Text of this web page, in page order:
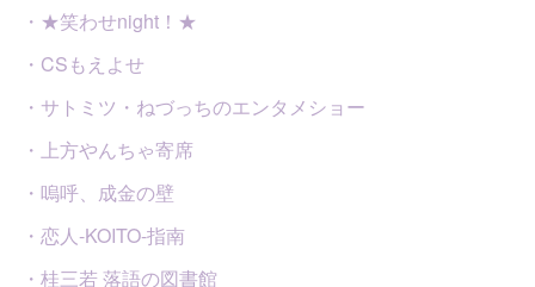
・★笑わせnight！★
・CSもえよせ
・サトミツ・ねづっちのエンタメショー
・上方やんちゃ寄席
・嗚呼、成金の壁
・恋人-KOITO-指南
・桂三若 落語の図書館